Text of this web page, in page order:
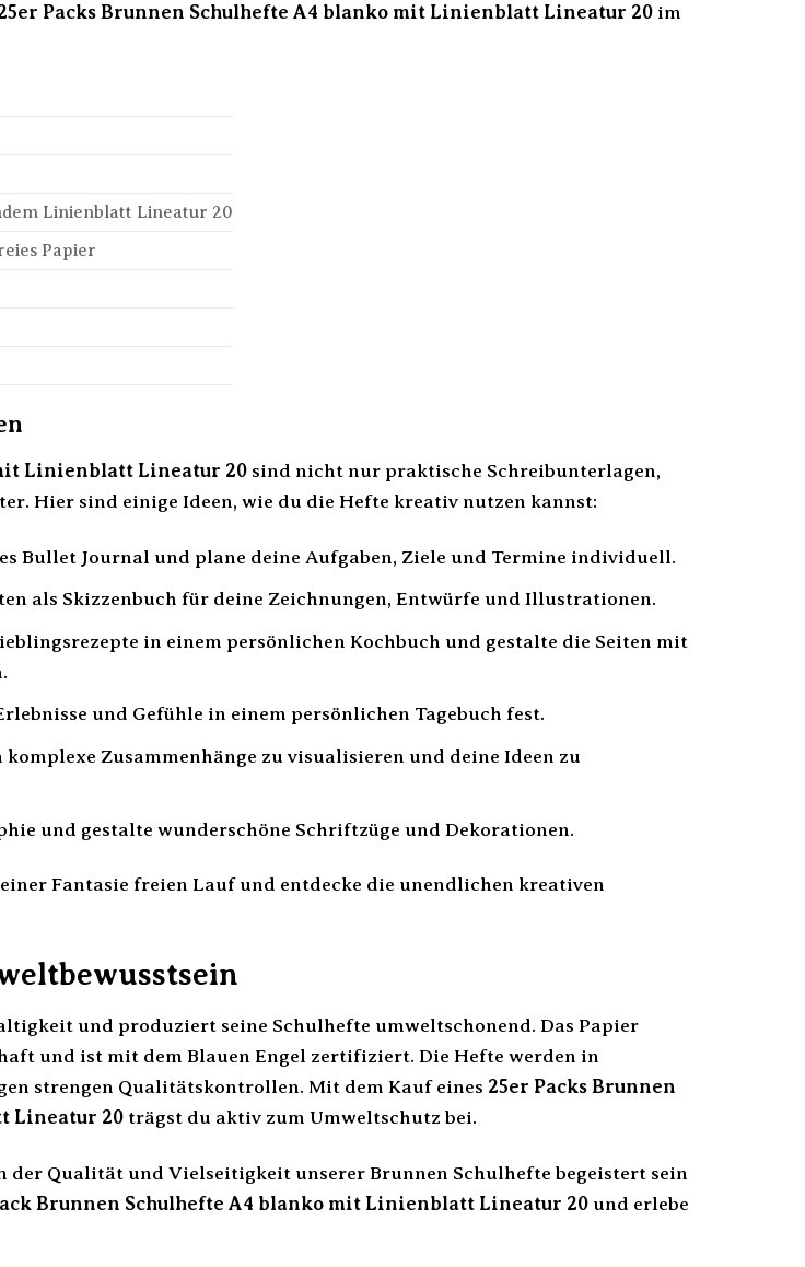
Packs Brunnen Schulhefte A4 blanko mit Linienblatt Lineatur 20 im
Linienblatt Lineatur 20
Papier
Linienblatt Lineatur 20 sind nicht nur praktische Schreibunterlagen,
Hier sind einige Ideen, wie du die Hefte kreativ nutzen kannst:
Bullet Journal und plane deine Aufgaben, Ziele und Termine individuell.
als Skizzenbuch für deine Zeichnungen, Entwürfe und Illustrationen.
in einem persönlichen Kochbuch und gestalte die Seiten mit
und Gefühle in einem persönlichen Tagebuch fest.
Zusammenhänge zu visualisieren und deine Ideen zu
und gestalte wunderschöne Schriftzüge und Dekorationen.
Fantasie freien Lauf und entdecke die unendlichen kreativen
und produziert seine Schulhefte umweltschonend. Das Papier
und ist mit dem Blauen Engel zertifiziert. Die Hefte werden in
strengen Qualitätskontrollen. Mit dem Kauf eines 25er Packs Brunnen
Lineatur 20 trägst du aktiv zum Umweltschutz bei.
der Qualität und Vielseitigkeit unserer Brunnen Schulhefte begeistert sein
Brunnen Schulhefte A4 blanko mit Linienblatt Lineatur 20 und erlebe